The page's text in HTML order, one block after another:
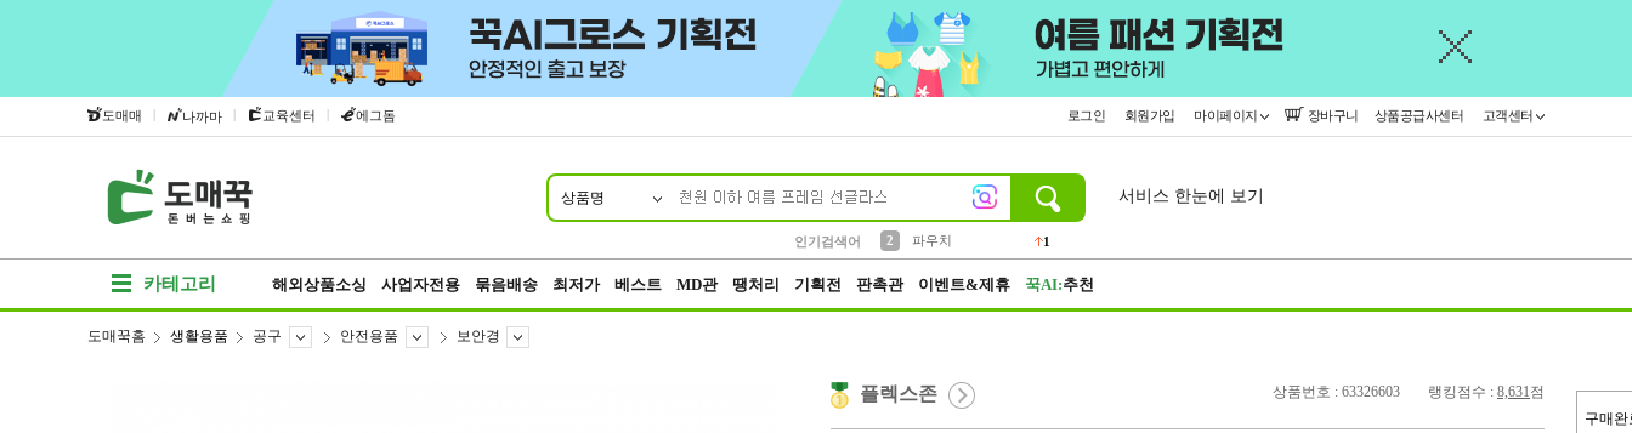
도매매 | 나까마 | 교육센터 | 에그돔 로그인 회원가입 마이페이지 장바구니 상품공급사센터 고객센터
상품명
인기검색어
2
파우치
1
서비스 한눈에 보기
카테고리 해외상품소싱 사업자전용 묶음배송 최저가 베스트 MD관 땡처리 기획전 판촉관 이벤트&제휴 꾹AI:추천
구매완
도매꾹홈 생활용품 공구 안전용품 보안경
상품번호 : 63326603 랭킹점수 : 8,631점
플렉스존